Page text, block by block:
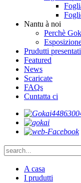
Nantu à noi
Perchè
Prudutti presentati
Featured
News
Scaricate
FAQs
Cuntatta ci
A casa
I prudutti